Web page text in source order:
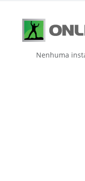
Nenhuma